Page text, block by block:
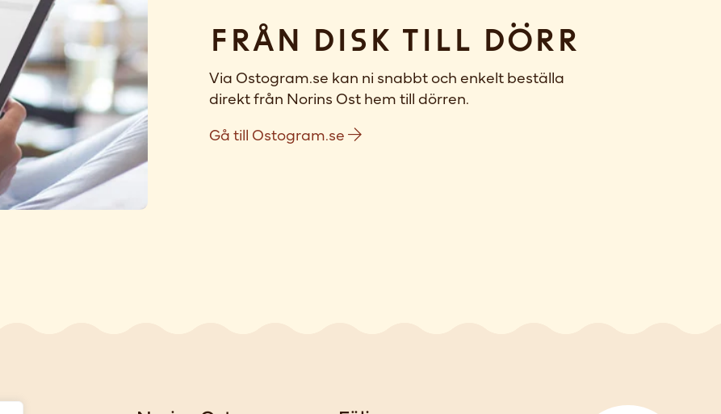
Från disk till dörr
Via Ostogram.se kan ni snabbt och enkelt beställa
direkt från Norins Ost hem till dörren.
Gå till Ostogram.se